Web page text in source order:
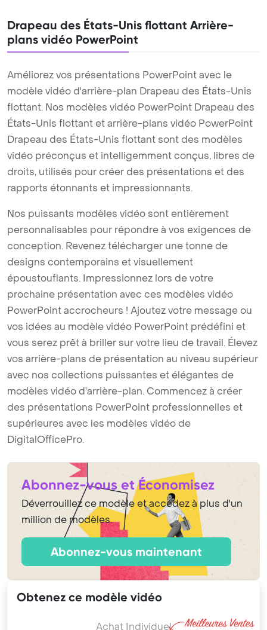
Drapeau des États-Unis flottant Arrière-
plans vidéo PowerPoint
Améliorez vos présentations PowerPoint avec le
modèle vidéo d'arrière-plan Drapeau des États-Unis
flottant. Nos modèles vidéo PowerPoint Drapeau des
États-Unis flottant et arrière-plans vidéo PowerPoint
Drapeau des États-Unis flottant sont des modèles
vidéo préconçus et intelligemment conçus, libres de
droits, utilisés pour créer des présentations et des
rapports étonnants et impressionnants.
Nos puissants modèles vidéo sont entièrement
personnalisables pour répondre à vos exigences de
conception. Revenez télécharger une tonne de
designs contemporains et visuellement
époustouflants. Impressionnez lors de votre
prochaine présentation avec ces modèles vidéo
PowerPoint accrocheurs ! Ajoutez votre message ou
vos idées au modèle vidéo PowerPoint prédéfini et
vous serez prêt à briller sur votre lieu de travail. Élevez
vos arrière-plans de présentation au niveau supérieur
avec nos collections puissantes et élégantes de
modèles vidéo d'arrière-plan. Commencez à créer
des présentations PowerPoint professionnelles et
supérieures avec les modèles vidéo de
DigitalOfficePro.
Abonnez-vous et Économisez
Déverrouillez ce modèle et accédez à plus d'un
million de modèles.
Abonnez-vous maintenant
Obtenez ce modèle vidéo
Achat Individuel